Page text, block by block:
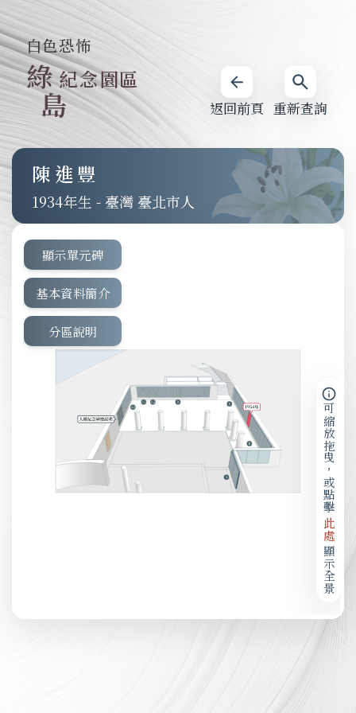
重新查詢
返回前頁
白色恐怖
綠
島
紀念園區
陳進豐
1934 - 臺灣 臺北市人
顯示單元碑
基本資料簡介
分區說明
可縮放拖曳，或點擊
此處
顯示全景